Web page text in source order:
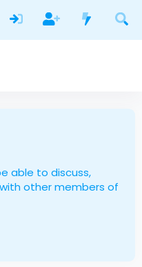
able to discuss,
other members of